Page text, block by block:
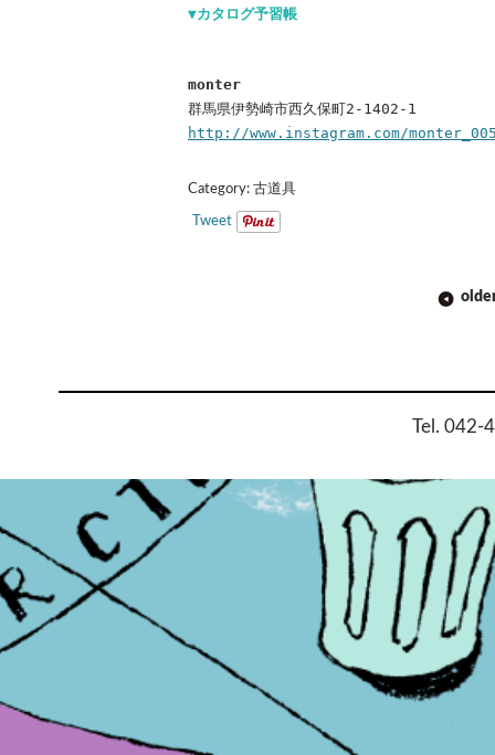
▼カタログ予習帳
monter
群馬県伊勢崎市西久保町2-1402-1
http://www.instagram.com/
Category: 古道具
Tweet
Tel.